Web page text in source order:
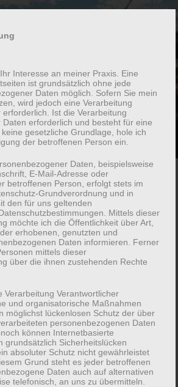
IN
Praxis Dr. Dana Sittig
Interesse an meiner Praxis. Eine
ist grundsätzlich ohne jede
Daten möglich. Sofern Sie mein
wird jedoch eine Verarbeitung
Ist die Verarbeitung
erforderlich und besteht für eine
gesetzliche Grundlage, hole ich
der betroffenen Person ein.
Daten, beispielsweise
E-Mail-Adresse oder
betroffenen Person, erfolgt stets im
Grundverordnung und in
den für uns geltenden
Mittels dieser
möchte ich die Öffentlichkeit über Art,
erhobenen, genutzten und
Daten informieren. Ferner
mittels dieser
über die ihnen zustehenden Rechte
Verarbeitung Verantwortlicher
und organisatorische Maßnahmen
möglichst lückenlosen Schutz der über
personenbezogenen Daten
können Internetbasierte
grundsätzlich Sicherheitslücken
absoluter Schutz nicht gewährleistet
Grund steht es jeder betroffenen
Daten auch auf alternativen
telefonisch, an uns zu übermitteln.